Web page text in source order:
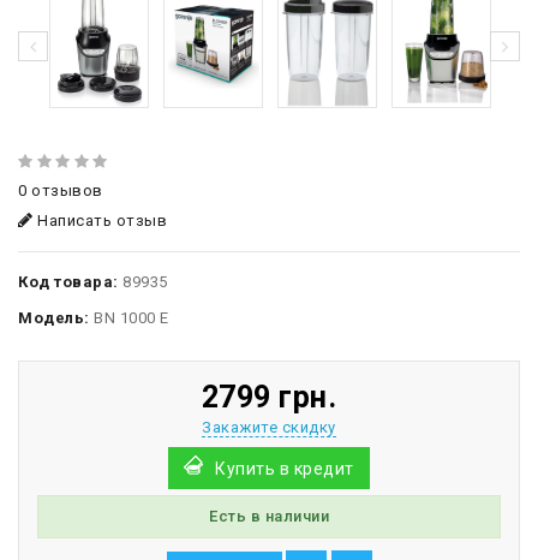
0 отзывов
Написать отзыв
Код товара: 89935
Модель: BN 1000 E
2799 грн.
Закажите скидку
Купить в кредит
Есть в наличии